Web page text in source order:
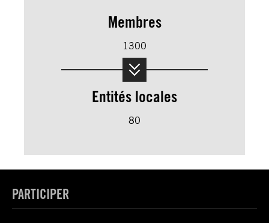
Membres
1300
Entités locales
80
PARTICIPER